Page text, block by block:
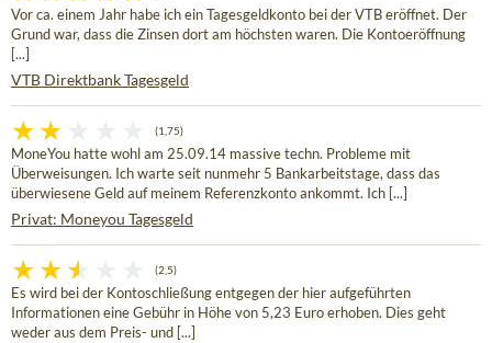
Vor ca. einem Jahr habe ich ein Tagesgeldkonto bei der VTB eröffnet. Der
Grund war, dass die Zinsen dort am höchsten waren. Die Kontoeröffnung
[...]
VTB Direktbank Tagesgeld
(1,75)
MoneYou hatte wohl am 25.09.14 massive techn. Probleme mit
Überweisungen. Ich warte seit nunmehr 5 Bankarbeitstage, dass das
überwiesene Geld auf meinem Referenzkonto ankommt. Ich [...]
Privat: Moneyou Tagesgeld
(2,5)
Es wird bei der Kontoschließung entgegen der hier aufgeführten
Informationen eine Gebühr in Höhe von 5,23 Euro erhoben. Dies geht
weder aus dem Preis- und [...]